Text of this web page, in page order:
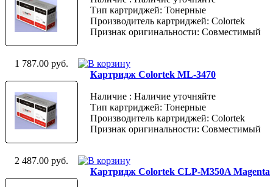
Тип картриджей: Тонерные
Производитель картриджей: Colortek
Признак оригинальности: Совместимый
1 787.00 руб.
Картридж Colortek ML-3470
Наличие : Наличие уточняйте
Тип картриджей: Тонерные
Производитель картриджей: Colortek
Признак оригинальности: Совместимый
2 487.00 руб.
Картридж Colortek CLP-M350A Magenta